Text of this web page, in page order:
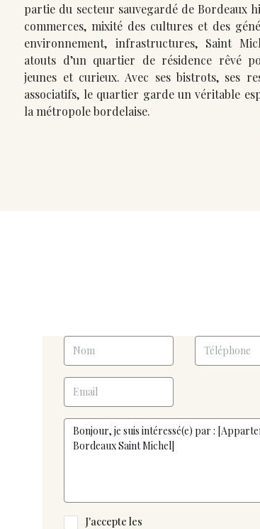
partie du secteur sauvegardé de Bordeaux historique.
commerces, mixité des cultures et des
environnement, infrastructures, Saint
atouts d’un quartier de résidence rêvé
jeunes et curieux. Avec ses bistrots, ses
associatifs, le quartier garde un véritable
la métropole bordelaise.
J'accepte les